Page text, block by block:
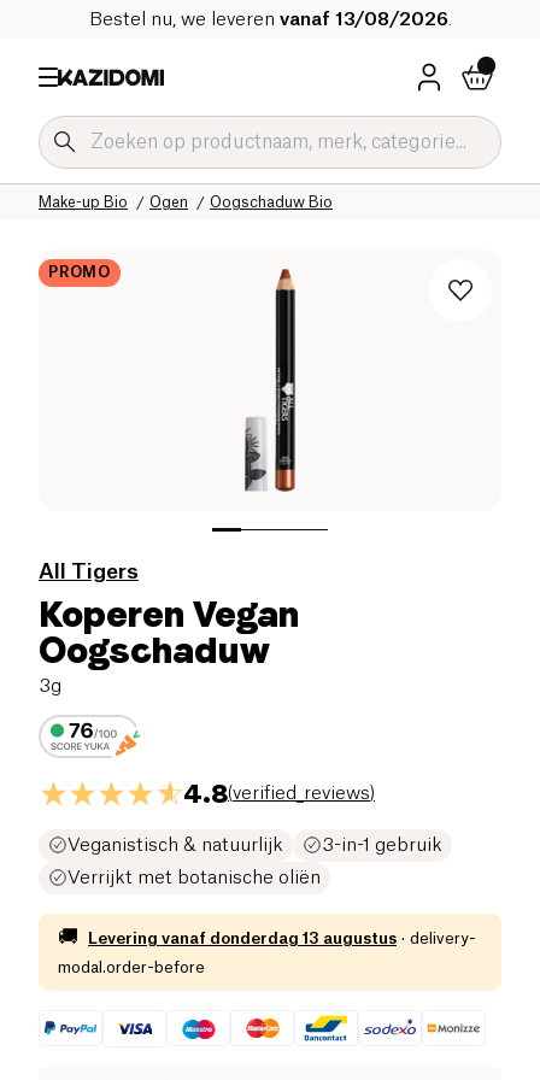
Bestel nu, we leveren vanaf 13/08/2026
Oogschaduw Bio
Ogen
Make-up Bio
Hygiëne & Schoonheid
Onze biologische catalogus
Home
PROMO
All Tigers
Koperen Vegan
Oogschaduw
3g
4.8(verified_reviews)
Veganistisch & natuurlijk
3-in-1 gebruik
Verrijkt met botanische oliën
🚚 Levering vanaf donderdag 13 augustus · delivery-
modal.order-before